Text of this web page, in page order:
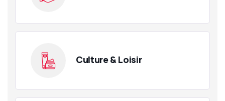
Culture & Loisir